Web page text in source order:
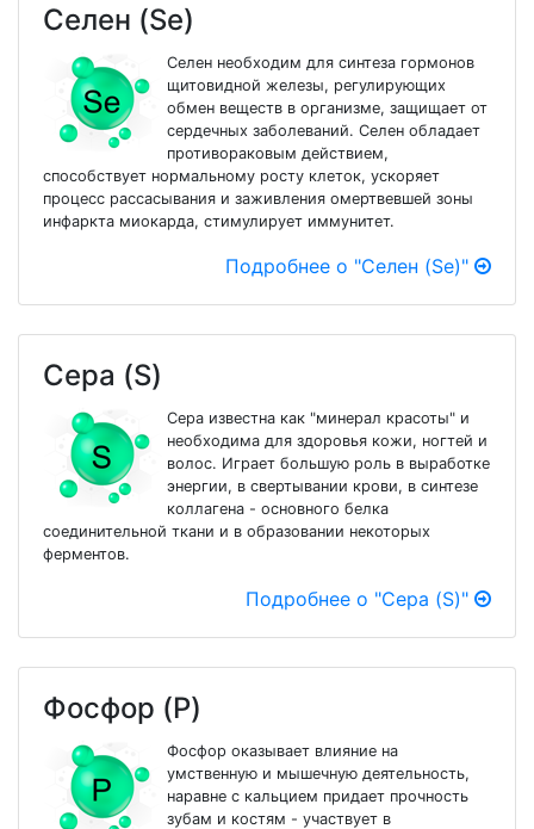
Селен (Se)
Селен необходим для синтеза гормонов
щитовидной железы, регулирующих
обмен веществ в организме, защищает от
сердечных заболеваний. Селен обладает
противораковым действием,
способствует нормальному росту клеток, ускоряет
процесс рассасывания и заживления омертвевшей зоны
инфаркта миокарда, стимулирует иммунитет.
Подробнее о "Селен (Se)"
Сера (S)
Сера известна как "минерал красоты" и
необходима для здоровья кожи, ногтей и
волос. Играет большую роль в выработке
энергии, в свертывании крови, в синтезе
коллагена - основного белка
соединительной ткани и в образовании некоторых
ферментов.
Подробнее о "Сера (S)"
Фосфор (P)
Фосфор оказывает влияние на
умственную и мышечную деятельность,
наравне с кальцием придает прочность
зубам и костям - участвует в